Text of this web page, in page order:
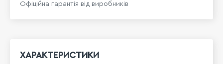
Офіційна гарантія від виробників
ХАРАКТЕРИСТИКИ